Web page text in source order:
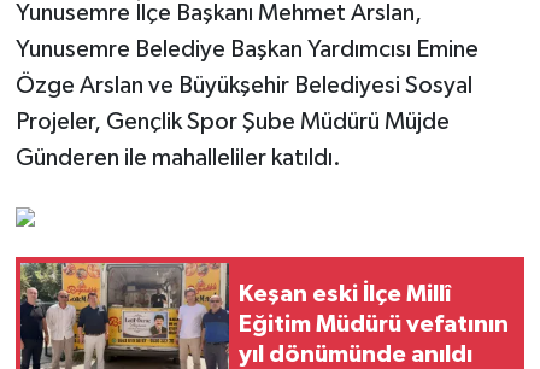
Yunusemre İlçe Başkanı Mehmet Arslan,
Yunusemre Belediye Başkan Yardımcısı Emine
Özge Arslan ve Büyükşehir Belediyesi Sosyal
Projeler, Gençlik Spor Şube Müdürü Müjde
Günderen ile mahalleliler katıldı.
Keşan eski İlçe Millî
Eğitim Müdürü vefatının
yıl dönümünde anıldı